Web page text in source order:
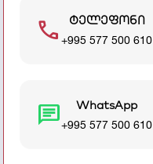
call ტელეფონი
+995 577 500 610
chat WhatsApp
+995 577 500 610